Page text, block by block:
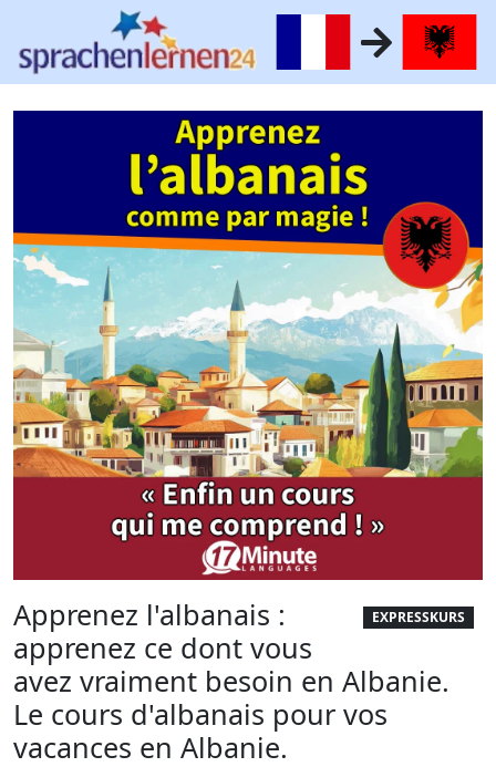
EXPRESSKURS
Apprenez l'albanais :
apprenez ce dont vous
avez vraiment besoin en Albanie.
Le cours d'albanais pour vos
vacances en Albanie.